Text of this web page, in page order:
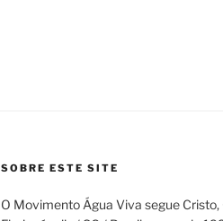
SOBRE ESTE SITE
O Movimento Água Viva segue